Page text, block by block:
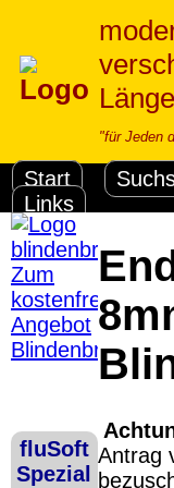
"für Jeden
Start
Links
Zum
kostenfreien
Angebot
Blindenbrief
fluSoft
Spezial
Antrag